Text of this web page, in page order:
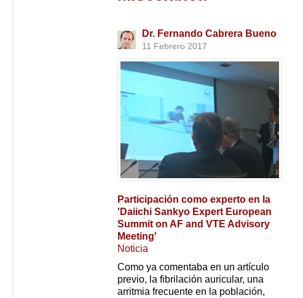
Dr. Fernando Cabrera Bueno
11 Febrero 2017
Participación como experto en la
'Daiichi Sankyo Expert European
Summit on AF and VTE Advisory
Meeting'
Noticia
Como ya comentaba en un artículo
previo, la fibrilación auricular, una
arritmia frecuente en la población,